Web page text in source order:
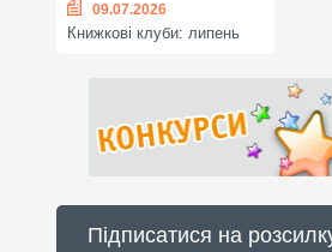
09.07.2026
Книжкові клуби: липень
Підписатися на